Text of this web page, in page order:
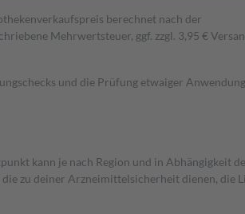
berechnet nach der
Mehrwertsteuer, ggf. zzgl. 3,95 €
und die Prüfung etwaiger
kann je nach Region und in Abhängigkeit
zu deiner Arzneimittelsicherheit dienen, die